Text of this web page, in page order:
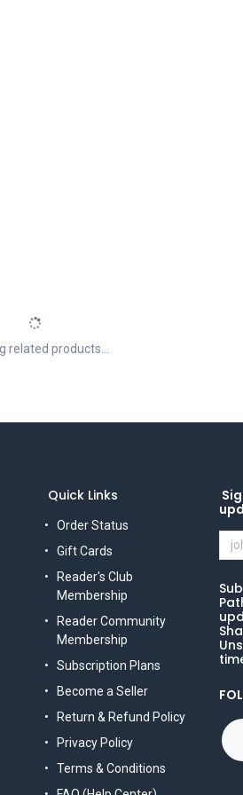
related products...
Quick Links
Order Status
Gift Cards
Reader's Club
Membership
Reader Community
Membership
Subscription Plans
Become a Seller
Return & Refund Policy
Privacy Policy
Terms & Conditions